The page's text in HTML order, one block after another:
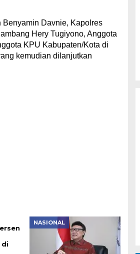
Benyamin Davnie, Kapolres
Hery Tugiyono, Anggota
KPU Kabupaten/Kota di
kemudian dilanjutkan
di
NASIONAL